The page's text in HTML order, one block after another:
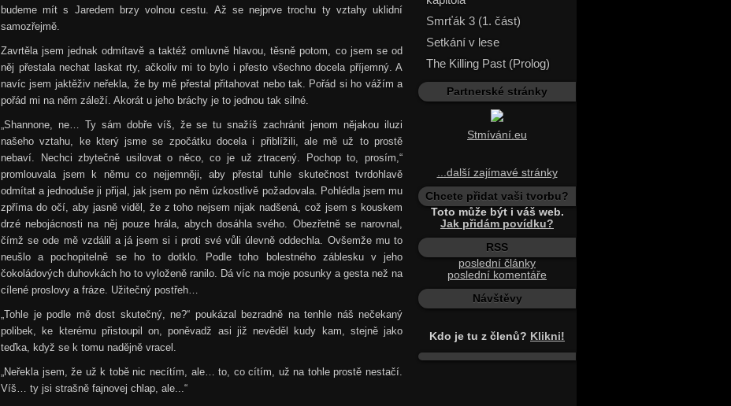
budeme mít s Jaredem brzy volnou cestu. Až se nejprve trochu ty vztahy uklidní
samozřejmě.
Zavrtěla jsem jednak odmítavě a taktéž omluvně hlavou, těsně potom, co jsem se od
něj přestala nechat laskat rty, ačkoliv mi to bylo i přesto všechno docela příjemný. A
navíc jsem jaktěživ neřekla, že by mě přestal přitahovat nebo tak. Pořád si ho vážím a
pořád mi na něm záleží. Akorát u jeho bráchy je to jednou tak silné.
„Shannone, ne… Ty sám dobře víš, že se tu snažíš zachránit jenom nějakou iluzi
našeho vztahu, ke který jsme se zpočátku docela i přiblížili, ale mě už to prostě
nebaví. Nechci zbytečně usilovat o něco, co je už ztracený. Pochop to, prosím,“
promlouvala jsem k němu co nejjemněji, aby přestal tuhle skutečnost tvrdohlavě
odmítat a jednoduše ji přijal, jak jsem po něm úzkostlivě požadovala. Pohlédla jsem mu
zpříma do očí, aby jasně viděl, že z toho nejsem nijak nadšená, což jsem s kouskem
drzé nebojácnosti na něj pouze hrála, abych dosáhla svého. Obezřetně se narovnal,
čímž se ode mě vzdálil a já jsem si i proti své vůli úlevně oddechla. Ovšemže mu to
neušlo a pochopitelně se ho to dotklo. Podle toho bolestného záblesku v jeho
čokoládových duhovkách ho to vyloženě ranilo. Dá víc na moje posunky a gesta než na
cílené proslovy a fráze. Užitečný postřeh…
„Tohle je podle mě dost skutečný, ne?“ poukázal bezradně na tenhle náš nečekaný
polibek, ke kterému přistoupil on, poněvadž asi již nevěděl kudy kam, stejně jako
teďka, když se k tomu nadějně vracel.
„Neřekla jsem, že už k tobě nic necítím, ale… to, co cítím, už na tohle prostě nestačí.
Víš… ty jsi strašně fajnovej chlap, ale...“
Smrťák 3 (1. část)
Setkání v lese
The Killing Past (Prolog)
Partnerské stránky
Stmívání.eu
...další zajímavé stránky
Chcete přidat vaši tvorbu?
Toto může být i váš web.
Jak přidám povídku?
RSS
poslední články
poslední komentáře
Návštěvy
Kdo je tu z členů? Klikni!